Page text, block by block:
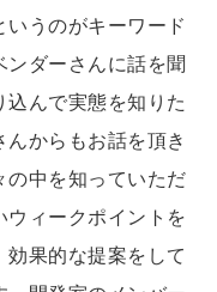
うのがキーワード
ンダーさんに話を聞
込んで実態を知りた
からもお話を頂き
の中を知っていただ
ウィークポイントを
果的な提案をして